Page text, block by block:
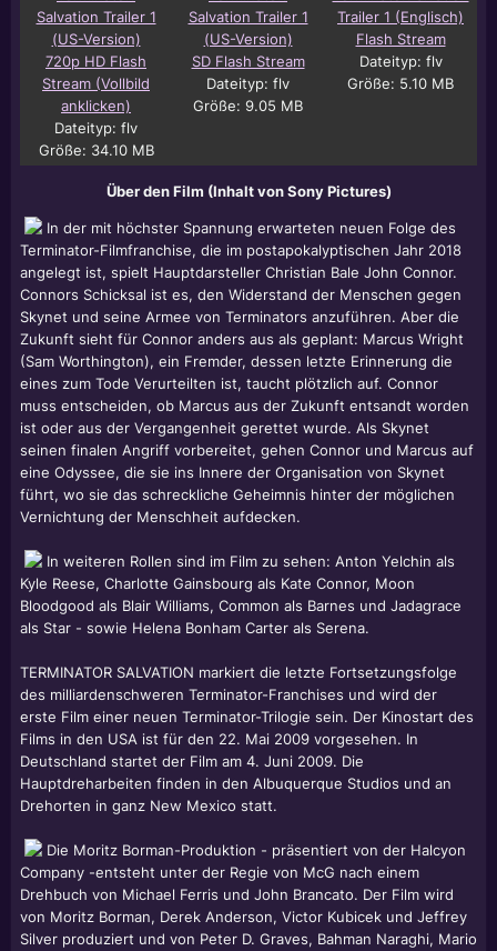
Salvation Trailer 1
(US-Version)
720p HD Flash
Stream (Vollbild
anklicken)
Dateityp: flv
Größe: 34.10 MB
Salvation Trailer 1
(US-Version)
SD Flash Stream
Dateityp: flv
Größe: 9.05 MB
Trailer 1 (Englisch)
Flash Stream
Dateityp: flv
Größe: 5.10 MB
Über den Film (Inhalt von Sony Pictures)
In der mit höchster Spannung erwarteten neuen Folge des
Terminator-Filmfranchise, die im postapokalyptischen Jahr 2018
angelegt ist, spielt Hauptdarsteller Christian Bale John Connor.
Connors Schicksal ist es, den Widerstand der Menschen gegen
Skynet und seine Armee von Terminators anzuführen. Aber die
Zukunft sieht für Connor anders aus als geplant: Marcus Wright
(Sam Worthington), ein Fremder, dessen letzte Erinnerung die
eines zum Tode Verurteilten ist, taucht plötzlich auf. Connor
muss entscheiden, ob Marcus aus der Zukunft entsandt worden
ist oder aus der Vergangenheit gerettet wurde. Als Skynet
seinen finalen Angriff vorbereitet, gehen Connor und Marcus auf
eine Odyssee, die sie ins Innere der Organisation von Skynet
führt, wo sie das schreckliche Geheimnis hinter der möglichen
Vernichtung der Menschheit aufdecken.
In weiteren Rollen sind im Film zu sehen: Anton Yelchin als
Kyle Reese, Charlotte Gainsbourg als Kate Connor, Moon
Bloodgood als Blair Williams, Common als Barnes und Jadagrace
als Star - sowie Helena Bonham Carter als Serena.
TERMINATOR SALVATION markiert die letzte Fortsetzungsfolge
des milliardenschweren Terminator-Franchises und wird der
erste Film einer neuen Terminator-Trilogie sein. Der Kinostart des
Films in den USA ist für den 22. Mai 2009 vorgesehen. In
Deutschland startet der Film am 4. Juni 2009. Die
Hauptdreharbeiten finden in den Albuquerque Studios und an
Drehorten in ganz New Mexico statt.
Die Moritz Borman-Produktion - präsentiert von der Halcyon
Company -entsteht unter der Regie von McG nach einem
Drehbuch von Michael Ferris und John Brancato. Der Film wird
von Moritz Borman, Derek Anderson, Victor Kubicek und Jeffrey
Silver produziert und von Peter D. Graves, Bahman Naraghi, Mario